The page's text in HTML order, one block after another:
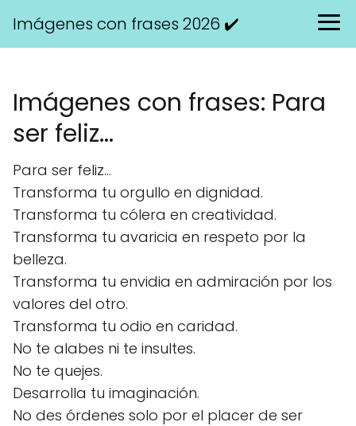
Imágenes con frases 2026 ✔️
Imágenes con frases: Para
ser feliz...
Para ser feliz...
Transforma tu orgullo en dignidad.
Transforma tu cólera en creatividad.
Transforma tu avaricia en respeto por la
belleza.
Transforma tu envidia en admiración por los
valores del otro.
Transforma tu odio en caridad.
No te alabes ni te insultes.
No te quejes.
Desarrolla tu imaginación.
No des órdenes solo por el placer de ser